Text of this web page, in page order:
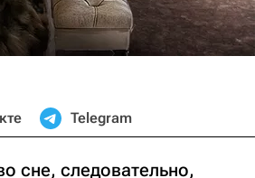
Telegram
сне, следовательно,